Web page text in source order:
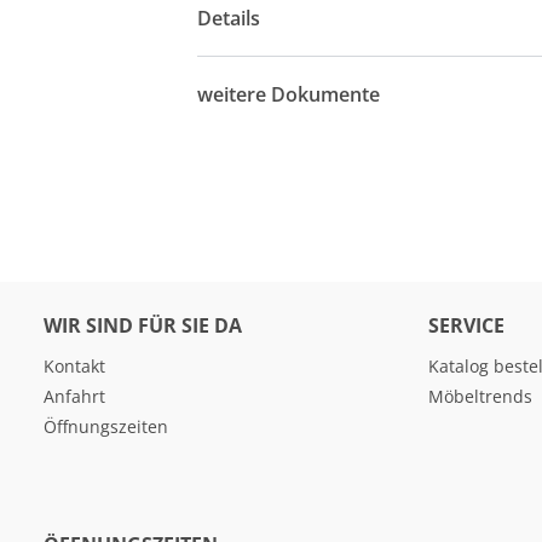
Details
weitere Dokumente
WIR SIND FÜR SIE DA
Kontakt
Anfahrt
Öffnungszeiten
SERVICE
Katalog
Möbeltrends